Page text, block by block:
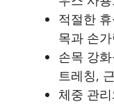
적절한
목과 손
손목 강
트레칭,
체중 관